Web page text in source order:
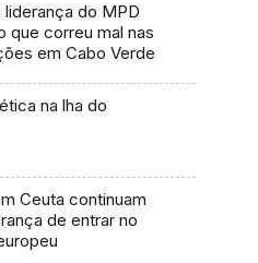
liderança do MPD
que correu mal nas
em Cabo Verde
na lha do
Ceuta continuam
de entrar no